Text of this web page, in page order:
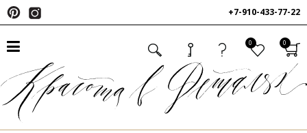
+7-910-433-77-22
0 0